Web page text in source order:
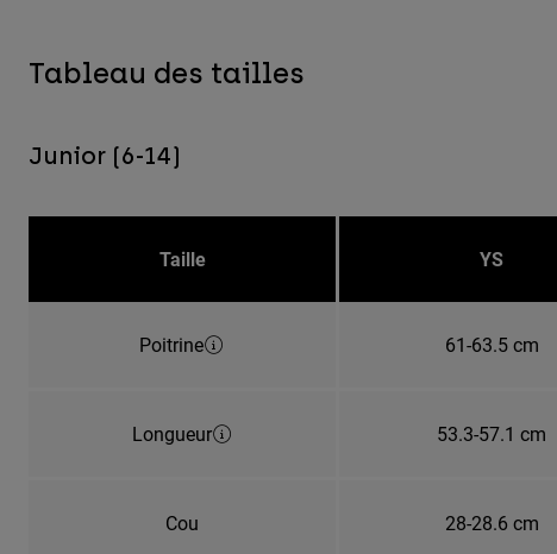
Tableau des tailles
Junior (6-14)
Taille YS
Poitrine 61-63.5 cm
Longueur 53.3-57.1 cm
Cou 28-28.6 cm